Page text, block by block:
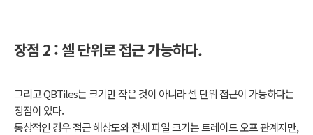
장점 2 : 셀 단위로 접근 가능하다.
그리고 QBTiles는 크기만 작은 것이 아니라 셀 단위 접근이 가능하다는
장점이 있다.
통상적인 경우 접근 해상도와 전체 파일 크기는 트레이드 오프 관계지만,